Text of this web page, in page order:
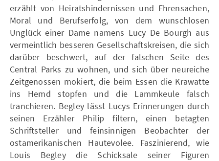
erzählt von Heiratshindernissen und Ehrensachen,
Moral und Berufserfolg, von dem wunschlosen
Unglück einer Dame namens Lucy De Bourgh aus
vermeintlich besseren Gesellschaftskreisen, die sich
darüber beschwert, auf der falschen Seite des
Central Parks zu wohnen, und sich über neureiche
Zeitgenossen mokiert, die beim Essen die Krawatte
ins Hemd stopfen und die Lammkeule falsch
tranchieren. Begley lässt Lucys Erinnerungen durch
seinen Erzähler Philip filtern, einen betagten
Schriftsteller und feinsinnigen Beobachter der
ostamerikanischen Hautevolee. Faszinierend, wie
Louis Begley die Schicksale seiner Figuren